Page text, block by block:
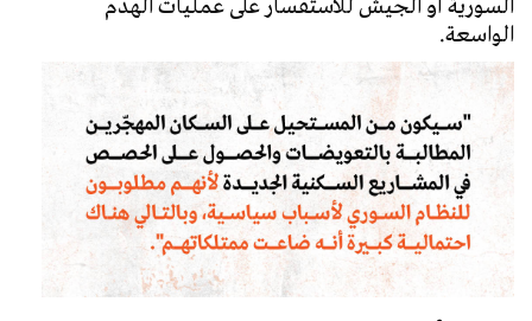
السورية أو الجيش للاستفسار على عمليات الهدم
الواسعة.